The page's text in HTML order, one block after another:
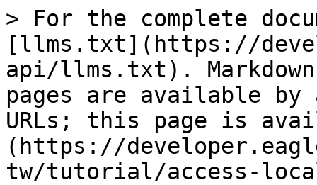
> For the complete
[llms.txt](https://
api/llms.txt).
pages are available by
URLs; this page is
(https://
tw/tutorial/access-